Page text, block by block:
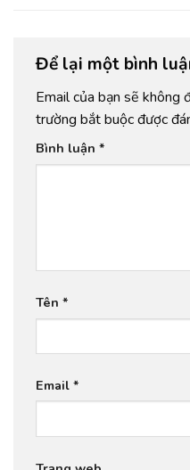
Để lại một bình
Email của bạn sẽ không
trường bắt buộc được
Bình luận *
Tên *
Email *